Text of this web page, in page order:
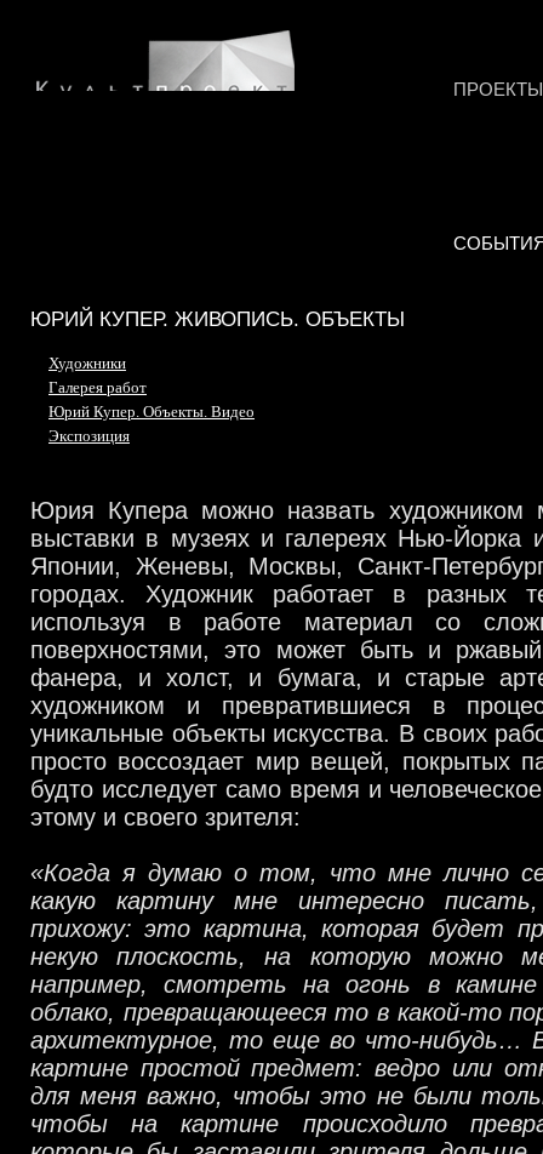
ПРОЕКТЫ
ЮРИЙ КУПЕР. ЖИВОПИСЬ. ОБЪЕКТЫ
Художники
Галерея работ
Юрий Купер. Объекты. Видео
Экспозиция
Юрия Купера можно назвать художником
выставки в музеях и галереях Нью-Йорка
Японии, Женевы, Москвы, Санкт-
городах. Художник работает в разных
используя в работе материал со
поверхностями, это может быть и
фанера, и холст, и бумага, и старые
художником и превратившиеся в
уникальные объекты искусства. В своих
просто воссоздает мир вещей, покрытых
будто исследует само время и
этому и своего зрителя:
«Когда я думаю о том, что мне лично
какую картину мне интересно
прихожу: это картина, которая будет
некую плоскость, на которую можно
например, смотреть на огонь в
облако, превращающееся то в какой-то
архитектурное, то еще во что-нибудь…
картине простой предмет: ведро или
для меня важно, чтобы это не были
чтобы на картине происходило